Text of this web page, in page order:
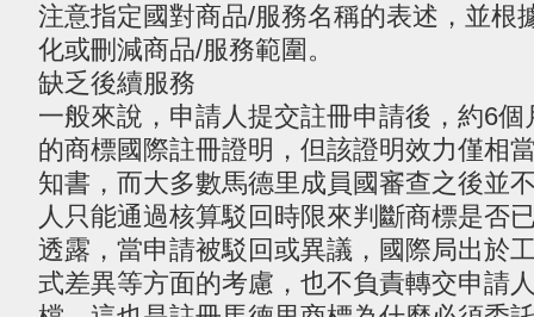
注意指定國對商品/服務名稱的表述，並根
化或刪減商品/服務範圍。
缺乏後續服務
一般來說，申請人提交註冊申請後，約6
的商標國際註冊證明，但該證明效力僅相
知書，而大多數馬德里成員國審查之後並
人只能通過核算駁回時限來判斷商標是否
透露，當申請被駁回或異議，國際局出於
式差異等方面的考慮，也不負責轉交申請